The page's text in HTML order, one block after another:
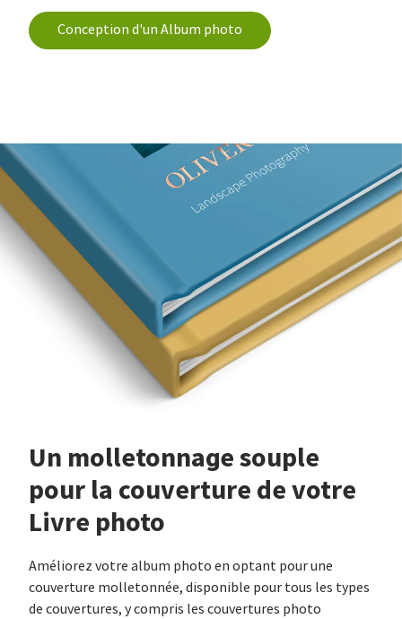
Conception d'un Album photo
Un molletonnage souple
pour la couverture de votre
Livre photo
Améliorez votre album photo en optant pour une
couverture molletonnée, disponible pour tous les types
de couvertures, y compris les couvertures photo